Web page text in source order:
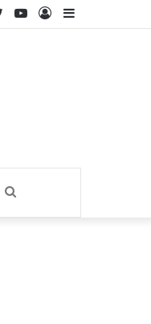
Kenar
Kayıt
YouTube
Twitter